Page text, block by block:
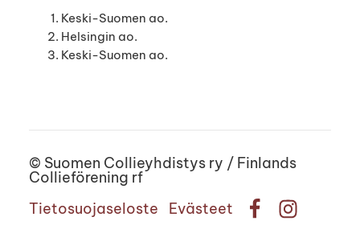
Keski-Suomen ao.
Helsingin ao.
Keski-Suomen ao.
© Suomen Collieyhdistys ry / Finlands
Collieförening rf
Tietosuojaseloste
Evästeet